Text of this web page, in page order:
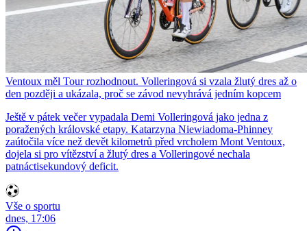
Ventoux měl Tour rozhodnout. Volleringová si vzala žlutý dres až o
den později a ukázala, proč se závod nevyhrává jedním kopcem
Ještě v pátek večer vypadala Demi Volleringová jako jedna z
poražených královské etapy. Katarzyna Niewiadoma-Phinney
zaútočila více než devět kilometrů před vrcholem Mont Ventoux,
dojela si pro vítězství a žlutý dres a Volleringové nechala
patnáctisekundový deficit.
Vše o sportu
dnes, 17:06